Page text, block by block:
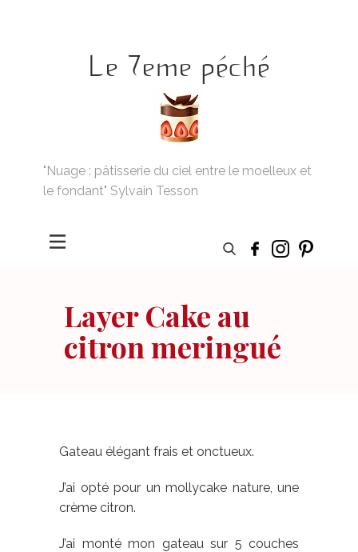
Le 7eme péché
"Nuage : pâtisserie du ciel entre le moelleux et
le fondant" Sylvain Tesson
Layer Cake au
citron meringué
Gateau élégant frais et onctueux.
J’ai opté pour un mollycake nature, une
crème citron.
J’ai monté mon gateau sur 5 couches